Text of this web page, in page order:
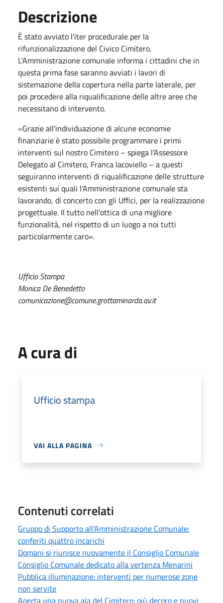
Descrizione
È stato avviato l'iter procedurale per la
rifunzionalizzazione del Civico Cimitero.
L'Amministrazione comunale informa i cittadini che in
questa prima fase saranno avviati i lavori di
sistemazione della copertura nella parte laterale, per
poi procedere alla riqualificazione delle altre aree che
necessitano di intervento.
«Grazie all'individuazione di alcune economie
finanziarie è stato possibile programmare i primi
interventi sul nostro Cimitero – spiega l'Assessore
Delegato al Cimitero, Franca Iacoviello – a questi
seguiranno interventi di riqualificazione delle strutture
esistenti sui quali l'Amministrazione comunale sta
lavorando, di concerto con gli Uffici, per la realizzazione
progettuale. Il tutto nell'ottica di una migliore
funzionalità, nel rispetto di un luogo a noi tutti
particolarmente caro».
Ufficio Stampa
Monica De Benedetto
comunicazione@comune.grottaminarda.av.it
A cura di
Ufficio stampa
VAI ALLA PAGINA
Contenuti correlati
Gruppo di Supporto all'Amministrazione Comunale:
conferiti quattro incarichi
Domani si riunisce nuovamente il Consiglio Comunale
Consiglio Comunale dedicato alla vertenza Menarini
Pubblica illuminazione: interventi per numerose zone
non servite
Aperta una nuova ala del Cimitero: più decoro e nuovi